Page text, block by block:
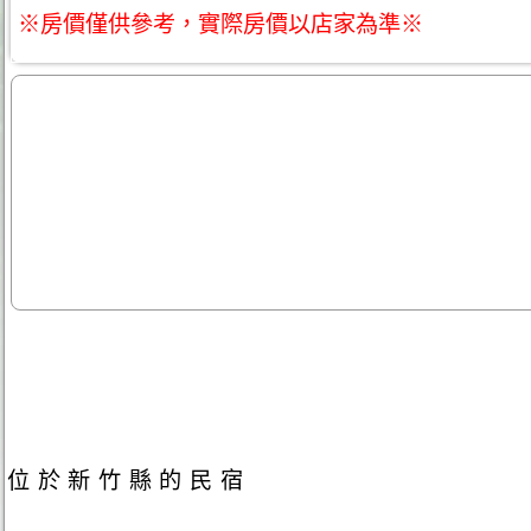
※房價僅供參考，實際房價以店家為準※
位於新竹縣的民宿